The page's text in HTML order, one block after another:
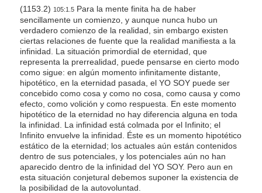
(1153.2) 105:1.5Para la mente finita ha de haber
sencillamente un comienzo, y aunque nunca hubo un
verdadero comienzo de la realidad, sin embargo existen
ciertas relaciones de fuente que la realidad manifiesta a la
infinidad. La situación primordial de eternidad, que
representa la prerrealidad, puede pensarse en cierto modo
como sigue: en algún momento infinitamente distante,
hipotético, en la eternidad pasada, el YO SOY puede ser
concebido como cosa y como no cosa, como causa y como
efecto, como volición y como respuesta. En este momento
hipotético de la eternidad no hay diferencia alguna en toda
la infinidad. La infinidad está colmada por el Infinito; el
Infinito envuelve la infinidad. Éste es un momento hipotético
estático de la eternidad; los actuales aún están contenidos
dentro de sus potenciales, y los potenciales aún no han
aparecido dentro de la infinidad del YO SOY. Pero aun en
esta situación conjetural debemos suponer la existencia de
la posibilidad de la autovoluntad.